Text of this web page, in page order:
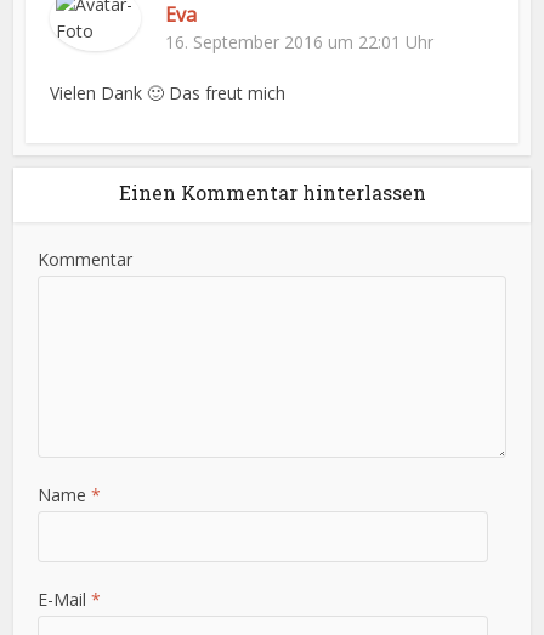
Eva
16. September 2016 um 22:01 Uhr
Vielen Dank 🙂 Das freut mich
Einen Kommentar hinterlassen
Kommentar
Name*
E-Mail*